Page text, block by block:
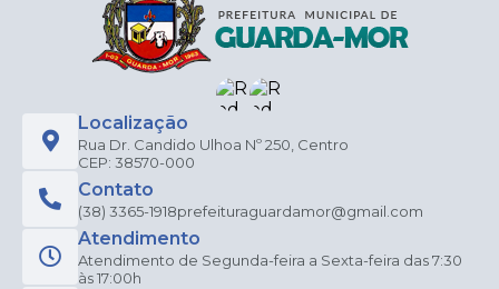
Localização
Rua Dr. Candido Ulhoa Nº 250, Centro
CEP: 38570-000
Contato
(38) 3365-1918prefeituraguardamor@gmail.com
Atendimento
Atendimento de Segunda-feira a Sexta-feira das 7:30
às 17:00h